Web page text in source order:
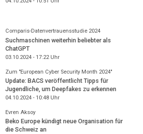
Comparis-Datenvertrauensstudie 2024
Suchmaschinen weiterhin beliebter als
ChatGPT
03.10.2024 - 17:22Uhr
Zum "European Cyber Security Month 2024"
Update: BACS veröffentlicht Tipps für
Jugendliche, um Deepfakes zu erkennen
04.10.2024 - 10:48Uhr
Evren Aksoy
Beko Europe kündigt neue Organisation für
die Schweiz an